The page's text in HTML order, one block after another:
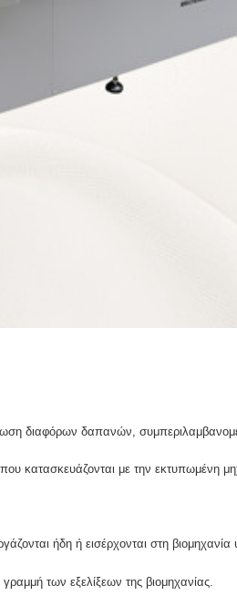
διαφόρων δαπανών,
κατασκευάζονται με την εκτυπωμένη
ήδη ή εισέρχονται στη
των εξελίξεων της βιομηχανίας.